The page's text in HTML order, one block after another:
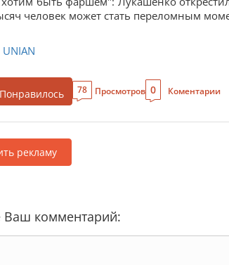
человек может стать переломным
UNIAN
Понравилось 78 Просмотров 0 Коментарии
рекламу
Ваш комментарий: